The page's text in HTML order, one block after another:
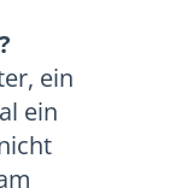
ein
ein